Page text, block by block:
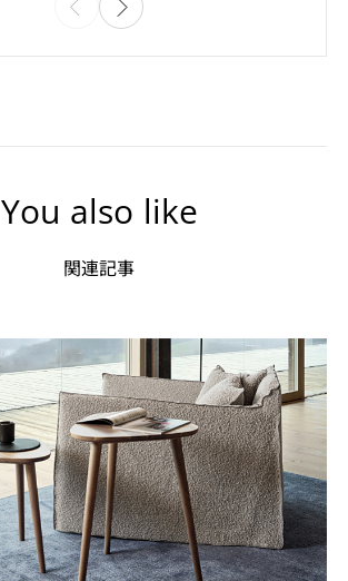
You also like
関連記事